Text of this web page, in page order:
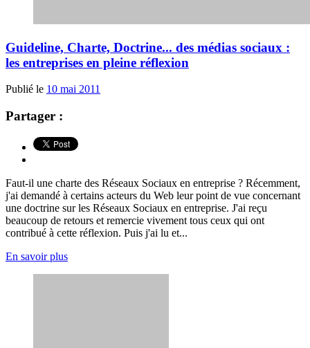
Guideline, Charte, Doctrine... des médias sociaux :
les entreprises en pleine réflexion
Publié le 10 mai 2011
Partager :
Faut-il une charte des Réseaux Sociaux en entreprise ? Récemment,
j'ai demandé à certains acteurs du Web leur point de vue concernant
une doctrine sur les Réseaux Sociaux en entreprise. J'ai reçu
beaucoup de retours et remercie vivement tous ceux qui ont
contribué à cette réflexion. Puis j'ai lu et...
En savoir plus